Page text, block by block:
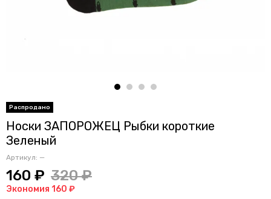
Носки ЗАПОРОЖЕЦ Рыбки короткие
Зеленый
Артикул: —
160 ₽ 320 ₽
Экономия 160 ₽